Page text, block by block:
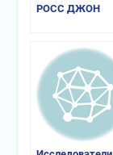
РОСС ДЖОН